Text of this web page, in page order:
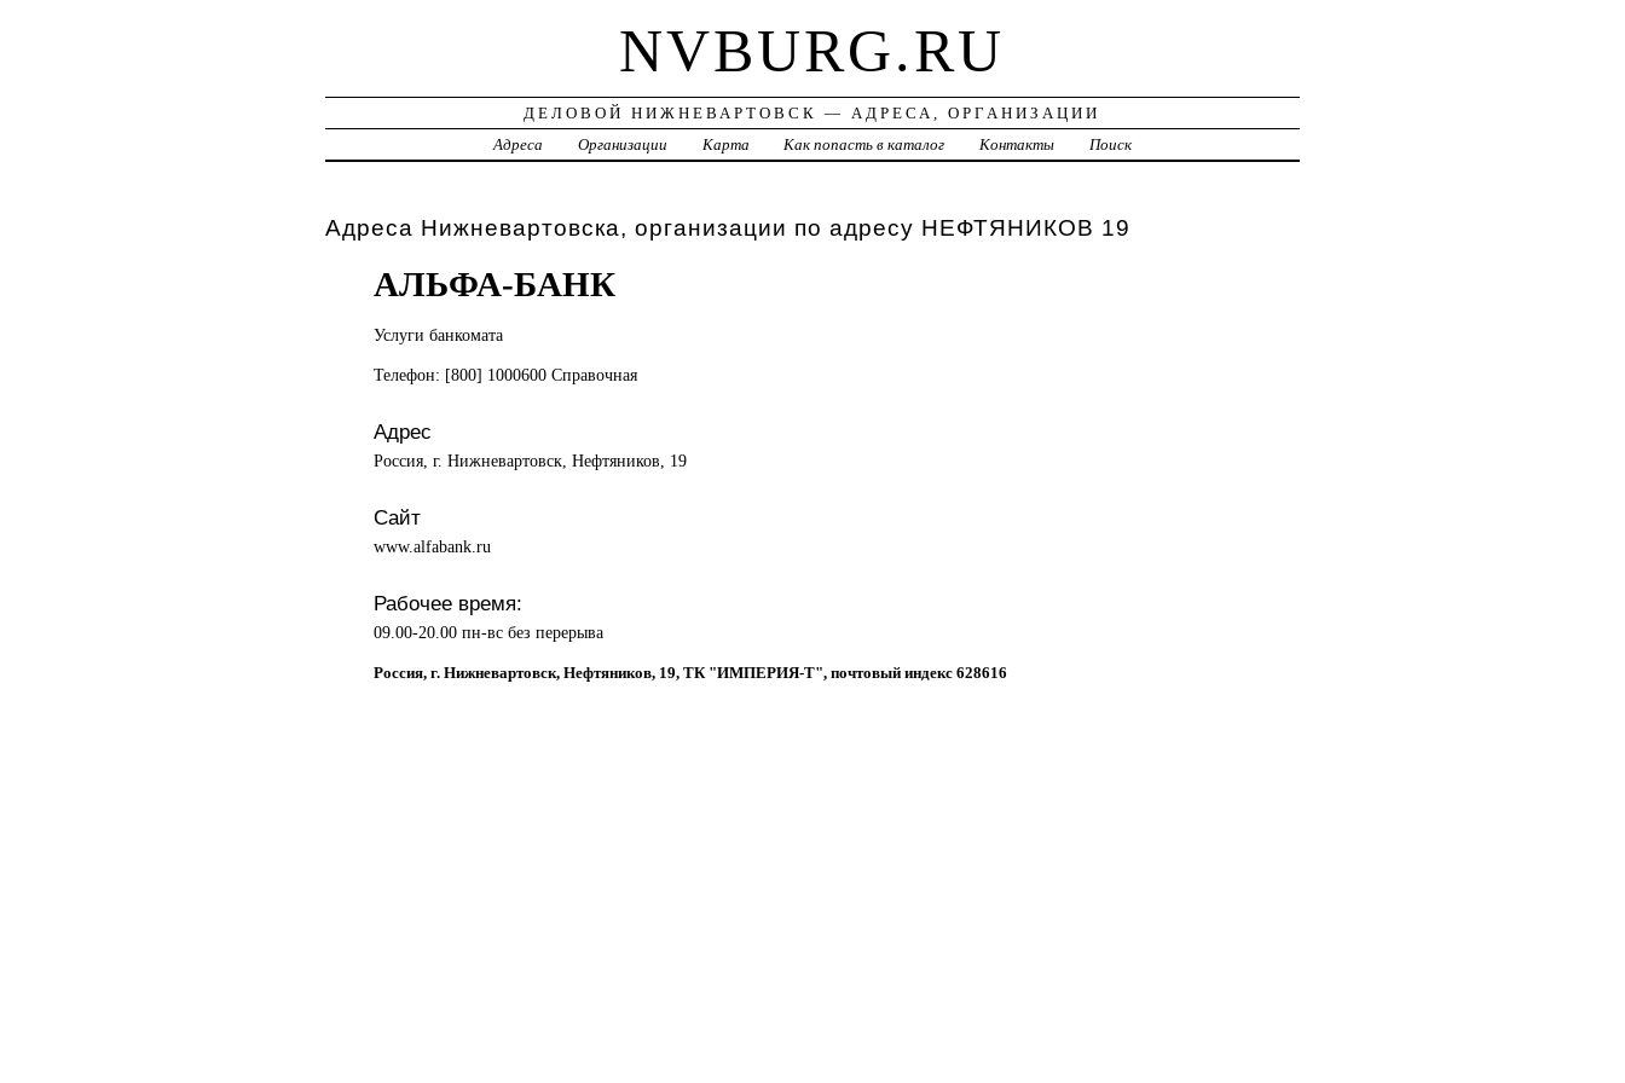
NVBURG.RU
ДЕЛОВОЙ НИЖНЕВАРТОВСК — АДРЕСА, ОРГАНИЗАЦИИ
Адреса
Организации Карта Как попасть в каталог Контакты Поиск
Адреса Нижневартовска, организации по адресу НЕФТЯНИКОВ 19
АЛЬФА-БАНК
Услуги банкомата
Телефон: [800] 1000600 Справочная
Адрес
Россия, г. Нижневартовск, Нефтяников, 19
Сайт
www.alfabank.ru
Рабочее время:
09.00-20.00 пн-вс без перерыва
Россия, г. Нижневартовск, Нефтяников, 19, ТК "ИМПЕРИЯ-Т", почтовый индекс 628616